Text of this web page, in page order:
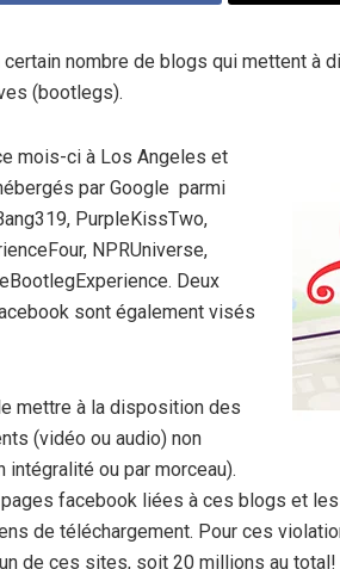
nombre de blogs qui mettent à
(bootlegs).
mois-ci à Los Angeles et
par Google parmi
PurpleKissTwo,
NPRUniverse,
Deux
sont également visés
mettre à la disposition des
(vidéo ou audio) non
ou par morceau).
facebook liées à ces blogs et les
de téléchargement. Pour ces
de ces sites, soit 20 millions au total!